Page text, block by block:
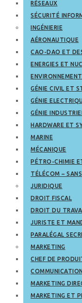
RÉSEAUX
SÉCURITÉ
INGÉNIERIE
AÉRONAUTIQUE
CAO-DAO ET
ENERGIES ET
GÉNIE CIVIL ET
GÉNIE
GÉNIE
HARDWARE ET
MARINE
MÉCANIQUE
PÉTRO-CHIMIE
TÉLÉCOM –
JURIDIQUE
DROIT FISCAL
DROIT DU
JURISTE ET
PARALÉGAL
MARKETING
CHEF DE
MARKETING
MARKETING ET